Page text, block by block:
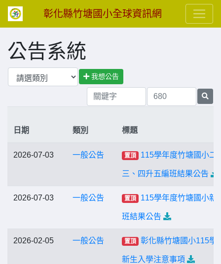
彰化縣竹塘國小全球資訊網
公告系統
我想公告
日期 類別 標題
2026-07-03 一般公告 置頂 115學年度竹塘國小二
三、四升五編班結果公告
2026-07-03 一般公告 置頂 115學年度竹塘國小新
班結果公告
2026-02-05 一般公告 置頂 彰化縣竹塘國小115學
新生入學注意事項